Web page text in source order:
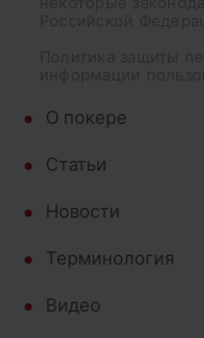
О покере
Cтатьи
Новости
Терминология
Видео